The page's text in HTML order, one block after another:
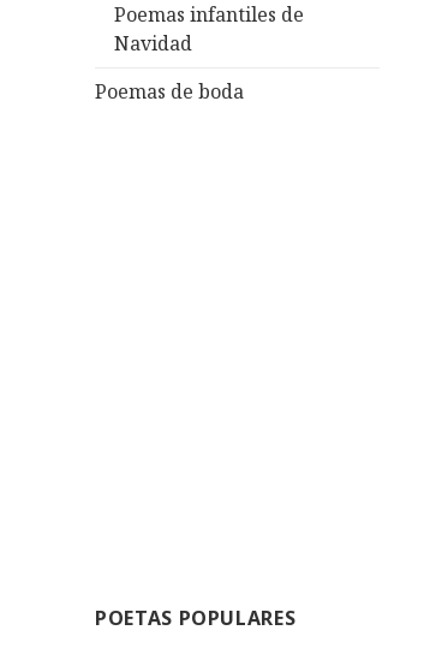
Poemas infantiles de
Navidad
Poemas de boda
POETAS POPULARES